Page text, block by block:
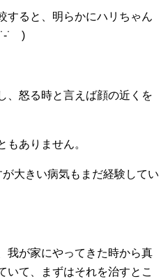
すると、明らかにハリちゃん
˙ )
、怒る時と言えば顔の近くを
もありません。
大きい病気もまだ経験してい
我が家にやってきた時から真
いて、まずはそれを治すとこ